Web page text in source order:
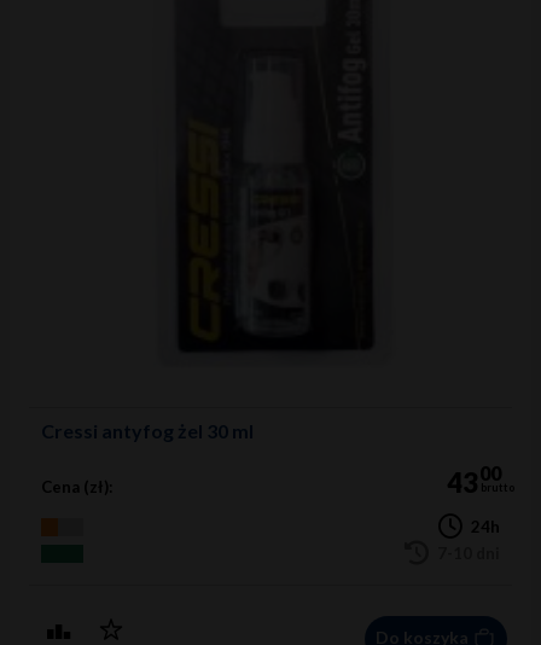
Cressi antyfog żel 30 ml
Cena (zł): 4300
brutto
24h
Do koszyka